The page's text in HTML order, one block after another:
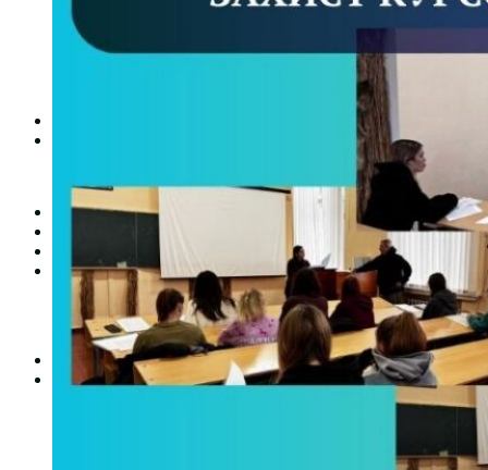
Документація. Воєнний стан
Міжнародне співробітництво для викладачів
Міжнародне співробітництво для студентів
Угоди та договори
Вісник
Кваліфікаційний центр МФК
Нормативно-правова база
Форма заяви здобувача
Перелік професій
Професійні стандарти
Майстри сервісних центрів
Про формальну, неформальну та інформальну освіту